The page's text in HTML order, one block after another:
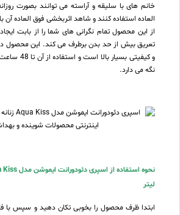
خانم های با سلیقه و آراسته می توانند بصورت
العاده استفاده کنند و شاهد اثربخشی فوق العاده
از این محصول تمام نگرانی های شما را از بابت
تعریق بیش از حد بدن برطرف می کند. این محصول
و کیفیتی
نگه می دارد.
لیتر